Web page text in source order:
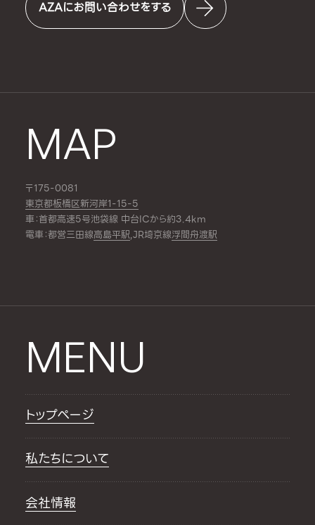
AZAにお問い合わせをする
MAP
〒175-0081
東京都板橋区新河岸1-15-5
車：首都高速5号池袋線 中台ICから約3.4km
電車：都営三田線高島平駅,JR埼京線浮間舟渡駅
MENU
トップページ
私たちについて
会社情報